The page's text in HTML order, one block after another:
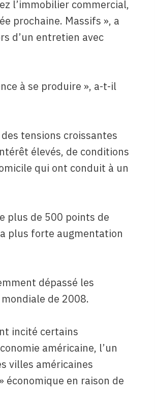
l’immobilier commercial,
prochaine. Massifs », a
d’un entretien avec
à se produire », a-t-il
tensions croissantes
élevés, de conditions
qui ont conduit à un
plus de 500 points de
plus forte augmentation
dépassé les
de 2008.
incité certains
américaine, l’un
villes américaines
économique en raison de